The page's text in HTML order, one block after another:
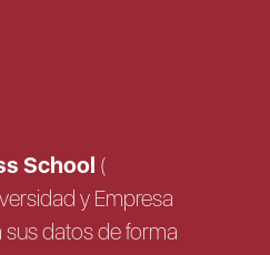
School (
y Empresa
sus datos de forma